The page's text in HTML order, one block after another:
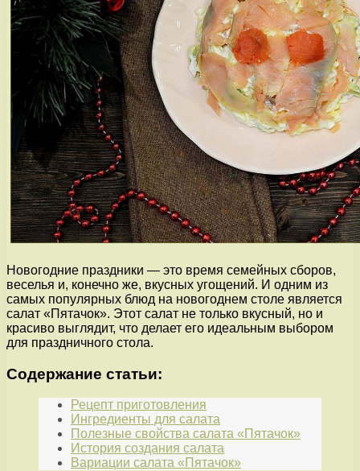
Новогодние праздники — это время семейных сборов,
веселья и, конечно же, вкусных угощений. И одним из
самых популярных блюд на новогоднем столе является
салат «Пятачок». Этот салат не только вкусный, но и
красиво выглядит, что делает его идеальным выбором
для праздничного стола.
Содержание статьи:
Рецепт приготовления
Ингредиенты для салата
Полезные свойства салата «Пятачок»
История создания салата
Вариации салата «Пятачок»